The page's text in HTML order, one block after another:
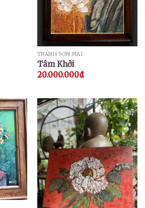
TRANH SƠN MÀI
Tâm Khởi
20.000.000₫